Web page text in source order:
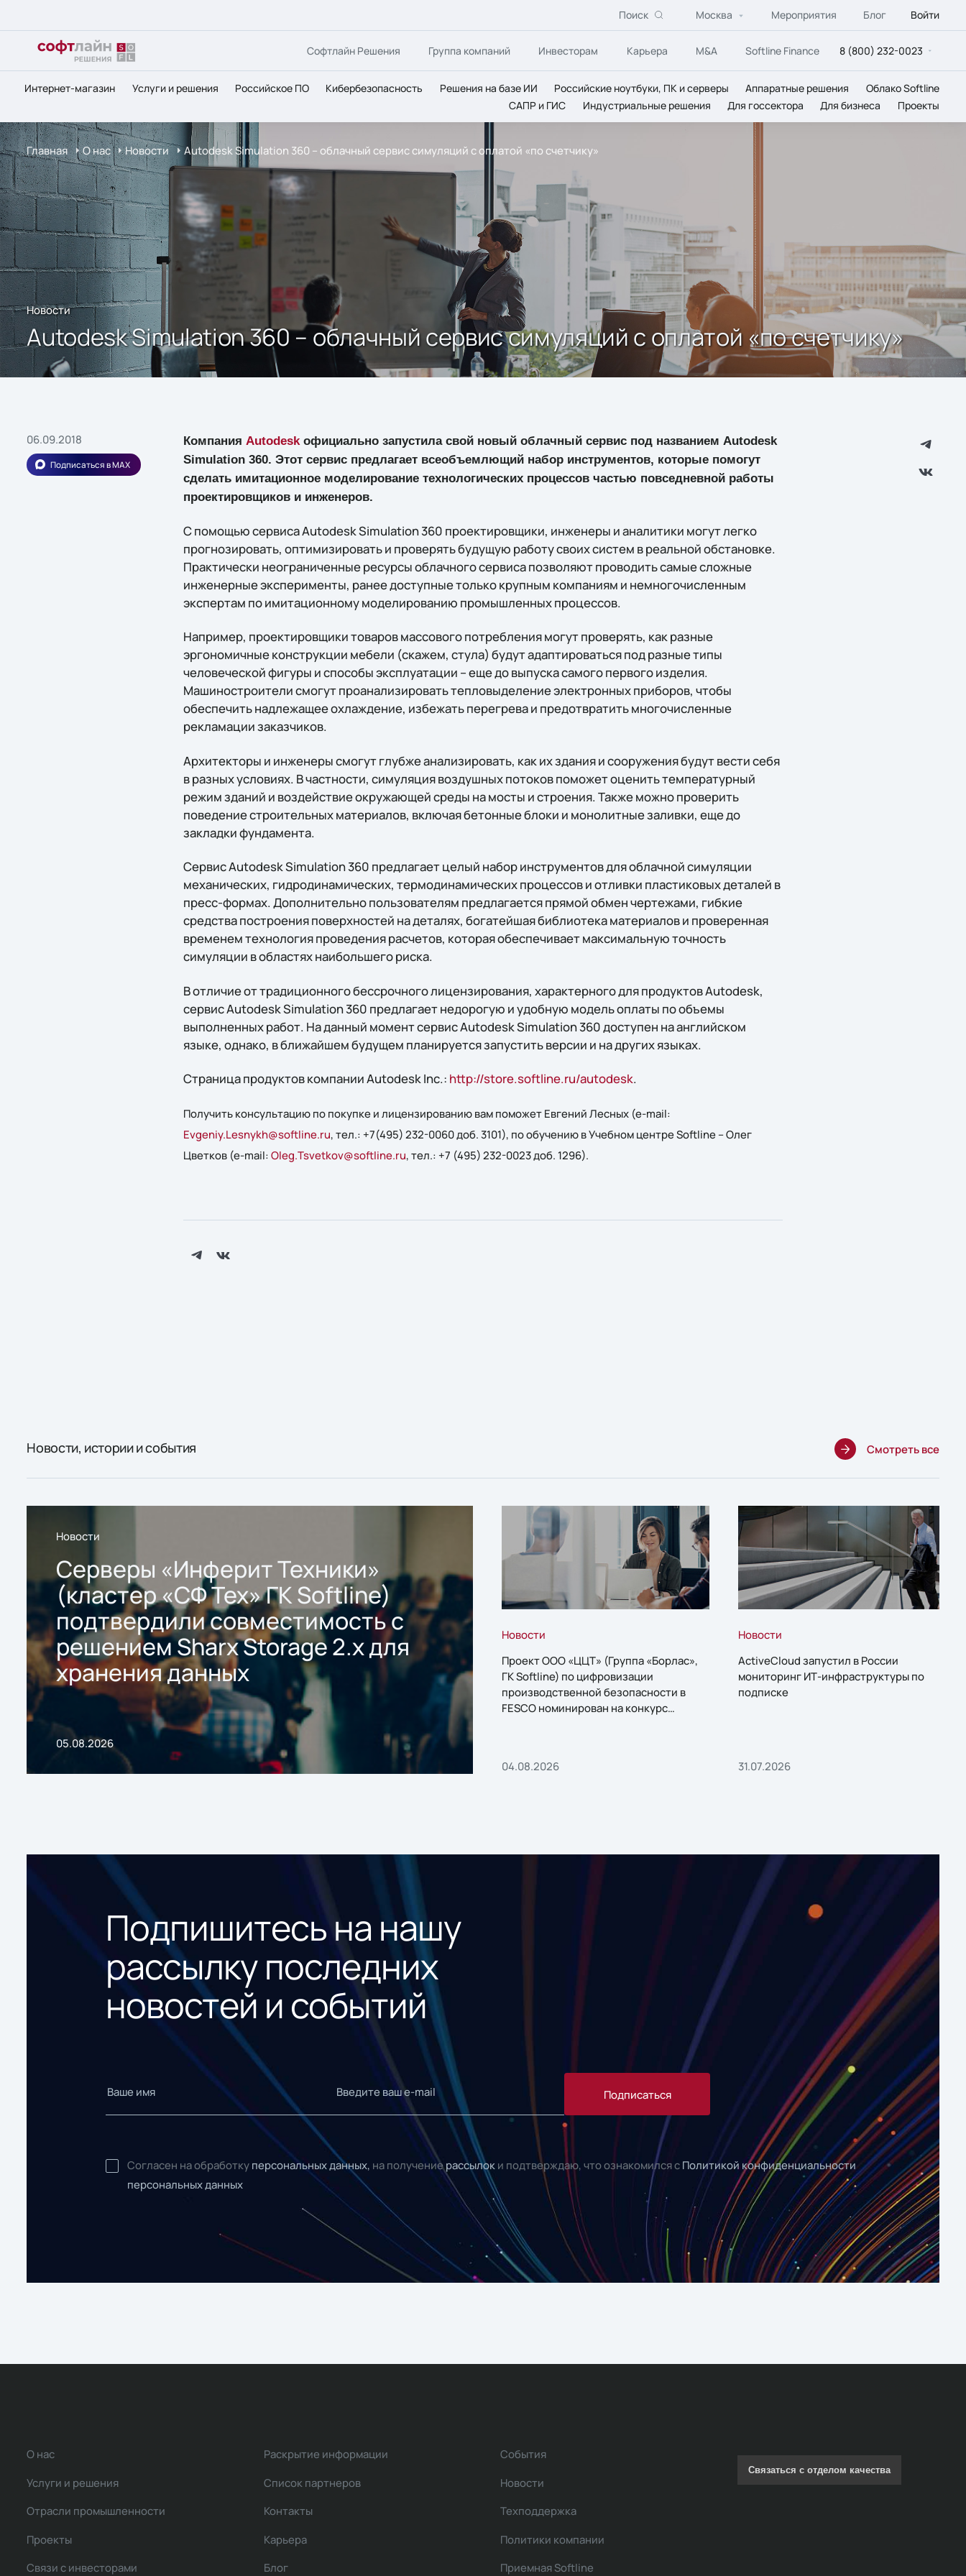
Поиск Москва Мероприятия Блог Войти
Софтлайн Решения Группа компаний Инвесторам Карьера M&A Softline Finance 8 (800) 232-0023
Интернет-магазин Услуги и решения Российское ПО Кибербезопасность Решения на базе ИИ Российские ноутбуки, ПК и серверы Аппаратные решения
Облако Softline
САПР и ГИС
Индустриальные решения Для госсектора Для бизнеса Проекты
Главная О нас Новости Autodesk Simulation 360 – облачный сервис симуляций с оплатой «по счетчику»
Новости
Autodesk Simulation 360 – облачный сервис симуляций с оплатой «по счетчику»
06.09.2018
Подписаться в MAX
Компания Autodeskофициально запустила свой новый облачный сервис под названием Autodesk
Simulation 360. Этот сервис предлагает всеобъемлющий набор инструментов, которые помогут
сделать имитационное моделирование технологических процессов частью повседневной работы
проектировщиков и инженеров.
С помощью сервиса Autodesk Simulation 360 проектировщики, инженеры и аналитики могут легко
прогнозировать, оптимизировать и проверять будущую работу своих систем в реальной обстановке.
Практически неограниченные ресурсы облачного сервиса позволяют проводить самые сложные
инженерные эксперименты, ранее доступные только крупным компаниям и немногочисленным
экспертам по имитационному моделированию промышленных процессов.
Например, проектировщики товаров массового потребления могут проверять, как разные
эргономичные конструкции мебели (скажем, стула) будут адаптироваться под разные типы
человеческой фигуры и способы эксплуатации – еще до выпуска самого первого изделия.
Машиностроители смогут проанализировать тепловыделение электронных приборов, чтобы
обеспечить надлежащее охлаждение, избежать перегрева и предотвратить многочисленные
рекламации заказчиков.
Архитекторы и инженеры смогут глубже анализировать, как их здания и сооружения будут вести себя
в разных условиях. В частности, симуляция воздушных потоков поможет оценить температурный
режим зданий и воздействие окружающей среды на мосты и строения. Также можно проверить
поведение строительных материалов, включая бетонные блоки и монолитные заливки, еще до
закладки фундамента.
Сервис Autodesk Simulation 360 предлагает целый набор инструментов для облачной симуляции
механических, гидродинамических, термодинамических процессов и отливки пластиковых деталей в
пресс-формах. Дополнительно пользователям предлагается прямой обмен чертежами, гибкие
средства построения поверхностей на деталях, богатейшая библиотека материалов и проверенная
временем технология проведения расчетов, которая обеспечивает максимальную точность
симуляции в областях наибольшего риска.
В отличие от традиционного бессрочного лицензирования, характерного для продуктов Autodesk,
сервис Autodesk Simulation 360 предлагает недорогую и удобную модель оплаты по объемы
выполненных работ. На данный момент сервис Autodesk Simulation 360 доступен на английском
языке, однако, в ближайшем будущем планируется запустить версии и на других языках.
Страница продуктов компании Autodesk Inc.: http://store.softline.ru/autodesk.
Получить консультацию по покупке и лицензированию вам поможет Евгений Лесных (e-mail:
Evgeniy.Lesnykh@softline.ru, тел.: +7(495) 232-0060 доб. 3101), по обучению в Учебном центре Softline – Олег
Цветков (e-mail: Oleg.Tsvetkov@softline.ru, тел.: +7 (495) 232-0023 доб. 1296).
Новости, истории и события Смотреть все
Новости
Серверы «Инферит Техники»
(кластер «СФ Тех» ГК Softline)
подтвердили совместимость с
решением Sharx Storage 2.x для
хранения данных
05.08.2026
Новости
Проект ООО «ЦЦТ» (Группа «Борлас»,
ГК Softline) по цифровизации
производственной безопасности в
FESCO номинирован на конкурс
04.08.2026
Новости
ActiveCloud запустил в России
мониторинг ИТ-инфраструктуры по
подписке
31.07.2026
Подпишитесь на нашу
рассылку последних
новостей и событий
Подписаться
Согласен на обработку персональных данных, на получениерассылок и подтверждаю, что ознакомился с Политикой конфиденциальности
персональных данных
О нас
Услуги и решения
Отрасли промышленности
Проекты
Связи с инвесторами
Раскрытие информации
Список партнеров
Контакты
Карьера
Блог
События
Новости
Техподдержка
Политики компании
Приемная Softline
Связаться с отделом качества